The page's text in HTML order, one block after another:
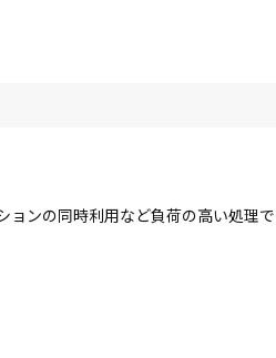
ンの同時利用など負荷の高い処理で